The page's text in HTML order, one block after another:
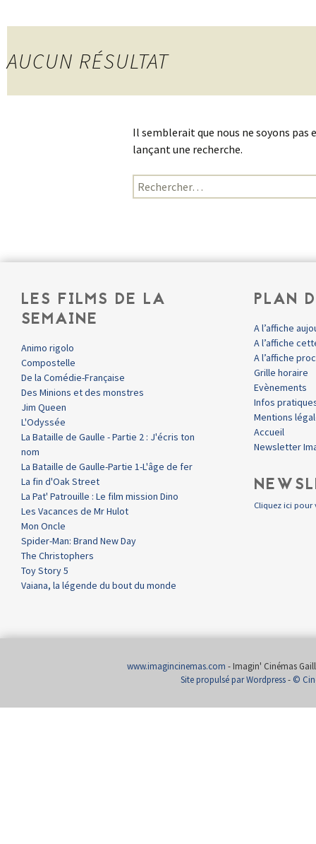
AUCUN RÉSULTAT
Il semblerait que nous ne soyons pas
lançant une recherche.
Rechercher :
LES FILMS DE LA
SEMAINE
Animo rigolo
Compostelle
De la Comédie-Française
Des Minions et des monstres
Jim Queen
L'Odyssée
La Bataille de Gaulle - Partie 2 : J'écris ton
nom
La Bataille de Gaulle-Partie 1-L'âge de fer
La fin d'Oak Street
La Pat' Patrouille : Le film mission Dino
Les Vacances de Mr Hulot
Mon Oncle
Spider-Man: Brand New Day
The Christophers
Toy Story 5
Vaiana, la légende du bout du monde
PLAN
A l’affiche
A l’affiche
A l’affiche
Grille horaire
Evènements
Infos
Mentions
Accueil
Newsletter
Cliquez ici pour
www.imagincinemas.com - Imagin' Cinémas
Site propulsé par Wordpress- ©